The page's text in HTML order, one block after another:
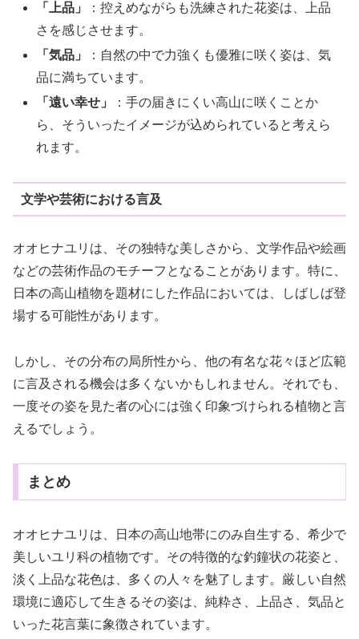
「上品」
：控えめながらも洗練された花姿は、上品
さを感じさせます。
「気品」
：自然の中で力強くも優雅に咲く姿は、気
品に満ちています。
「遠い幸せ」
：手の届きにくい高山に咲くことか
ら、そういったイメージが込められていると考えら
れます。
文学や芸術における言及
オオヒナユリは、その独特な美しさから、文学作品や絵画
などの芸術作品のモチーフとなることがあります。特に、
日本の高山植物を題材にした作品においては、しばしば登
場する可能性があります。
しかし、その分布の局所性から、他の有名な花々ほど広範
に言及される機会は多くないかもしれません。それでも、
一度その姿を見た者の心には強く印象づけられる植物と言
えるでしょう。
まとめ
オオヒナユリは、日本の高山地帯にのみ自生する、希少で
美しいユリ科の植物です。その特徴的な釣鐘状の花姿と、
淡く上品な花色は、多くの人々を魅了します。厳しい自然
環境に適応して生きるその姿は、純粋さ、上品さ、気品と
いった花言葉に象徴されています。